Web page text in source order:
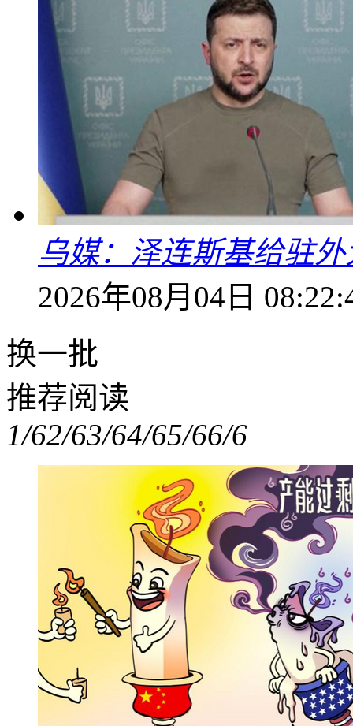
乌媒：泽连斯基给驻
2026年08月04日
换一批
推荐阅读
1/62/63/64/65/66/6